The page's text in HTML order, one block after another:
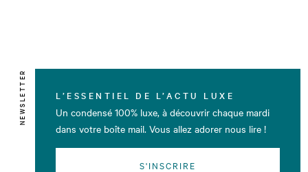
NEWSLETTER L’ESSENTIEL DE L’ACTU LUXE
Un condensé 100% luxe, à découvrir chaque mardi
dans votre boîte mail. Vous allez adorer nous lire !
S'INSCRIRE